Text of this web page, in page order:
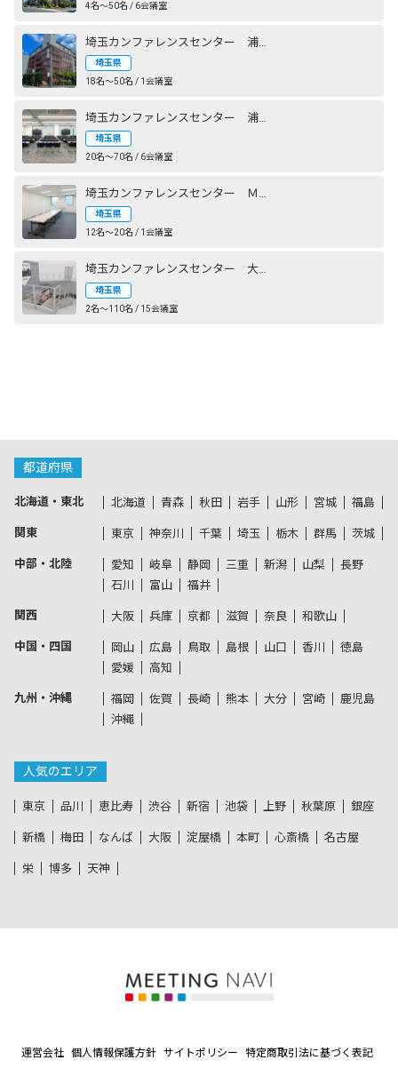
4名〜50名 / 6会議室
埼玉カンファレンスセンター 浦和：小峰ビル
埼玉県
18名〜50名 / 1会議室
埼玉カンファレンスセンター 浦和ガーデンビル
埼玉県
20名〜70名 / 6会議室
埼玉カンファレンスセンター Ｍｉｏｘフジコー
埼玉県
12名〜20名 / 1会議室
埼玉カンファレンスセンター 大宮西口DOMⅡ
埼玉県
2名〜110名 / 15会議室
都道府県
北海道・東北 北海道 青森 秋田 岩手 山形 宮城 福島
関東 東京 神奈川 千葉 埼玉 栃木 群馬 茨城
中部・北陸 愛知 岐阜 静岡 三重 新潟 山梨
長野
石川
富山 福井
関西 大阪 兵庫 京都 滋賀 奈良 和歌山
中国・四国 岡山 広島 鳥取 島根 山口 香川
徳島
愛媛
高知
九州・沖縄 福岡 佐賀 長崎 熊本 大分 宮崎
鹿児島
沖縄
人気のエリア
東京 品川 恵比寿 渋谷 新宿 池袋 上野 秋葉原 銀座
新橋 梅田 なんば 大阪 淀屋橋 本町 心斎橋 名古屋
栄 博多 天神
運営会社 個人情報保護方針 サイトポリシー 特定商取引法に基づく表記